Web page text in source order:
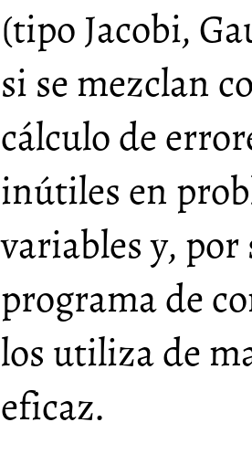
(tipo Jacobi,
si se mezclan
cálculo de
inútiles en
variables y,
programa de
los utiliza de
eficaz.